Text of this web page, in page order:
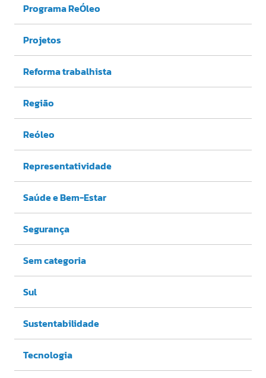
Programa ReÓleo
Projetos
Reforma trabalhista
Região
Reóleo
Representatividade
Saúde e Bem-Estar
Segurança
Sem categoria
Sul
Sustentabilidade
Tecnologia